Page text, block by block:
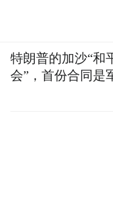
特朗普的加沙“和
会”，首份合同是